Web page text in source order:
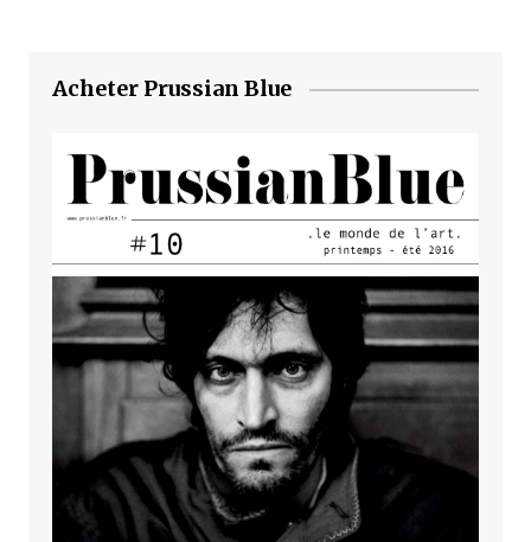
Acheter Prussian Blue